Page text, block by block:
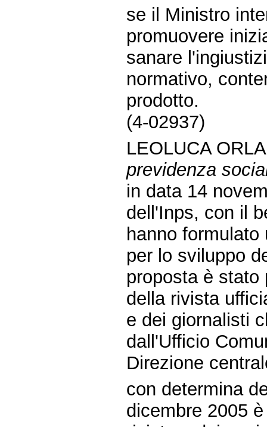
se il Ministro
promuovere
sanare
normativo,
prodotto.
(4-02937)
LEOLUCA
previdenza
in data 14
dell'Inps, con il
hanno
per lo sviluppo
proposta è
della rivista
e dei giornalisti
dall'Ufficio
Direzione
con determina
dicembre 2005